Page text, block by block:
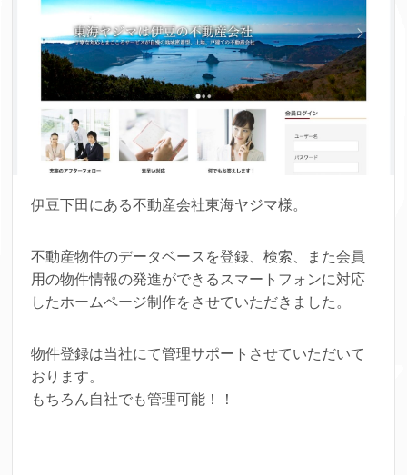
伊豆下田にある不動産会社東海ヤジマ様。
不動産物件のデータベースを登録、検索、また会員
用の物件情報の発進ができるスマートフォンに対応
したホームページ制作をさせていただきました。
物件登録は当社にて管理サポートさせていただいて
おります。
もちろん自社でも管理可能！！